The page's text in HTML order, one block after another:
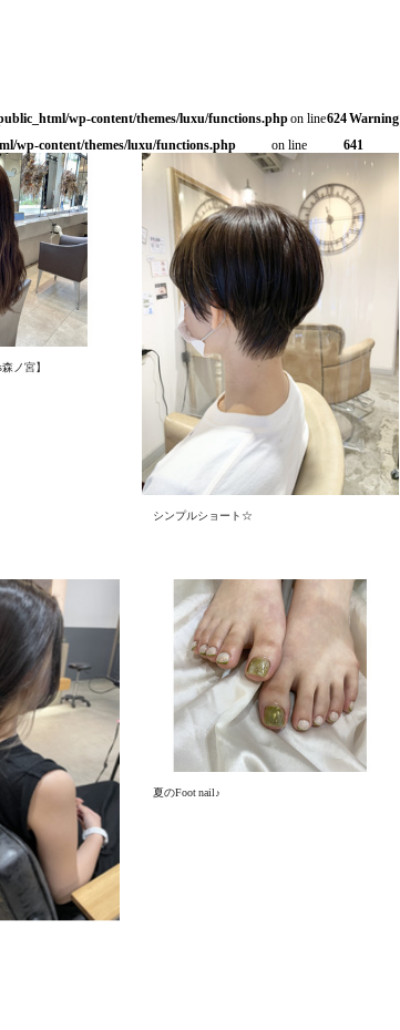
wp-content/themes/luxu/functions.phpon line624 Warning
wp-content/themes/luxu/functions.php on line 641
ノ宮】
シンプルショート☆
夏のFoot nail♪